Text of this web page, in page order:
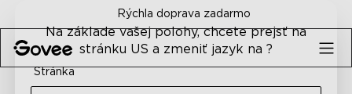
Rýchla doprava zadarmo
Na základe vašej polohy, chcete prejsť na
stránku US a zmeniť jazyk na ?
Stránka